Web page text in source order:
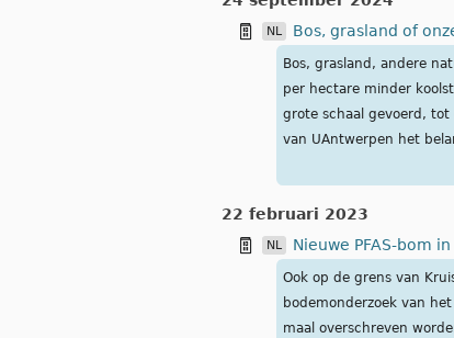
NL Bos, grasland of
Bos, grasland, andere
per hectare minder
grote schaal gevoerd,
van UAntwerpen het
22 februari 2023
NL Nieuwe PFAS-bom
Ook op de grens van
bodemonderzoek van
maal overschreven